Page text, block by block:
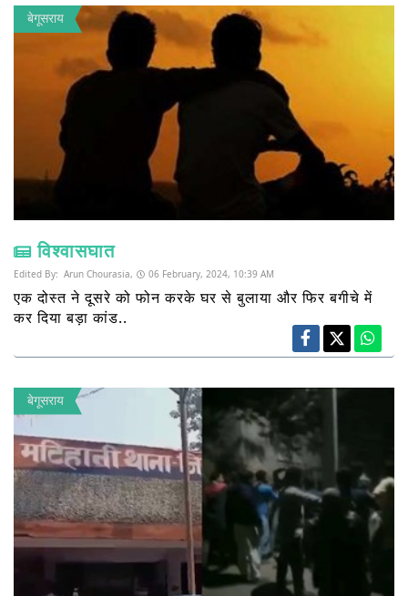
बेगूसराय
विश्वासघात
Edited By: Arun Chourasia, 06 February, 2024, 10:39 AM
एक दोस्त ने दूसरे को फोन करके घर से बुलाया और फिर बगीचे में
कर दिया बड़ा कांड..
बेगूसराय